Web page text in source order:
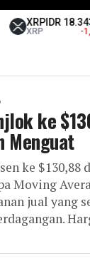
18.343,00
-1,77
ke
Menguat
ke $130,88
Moving
jual yang